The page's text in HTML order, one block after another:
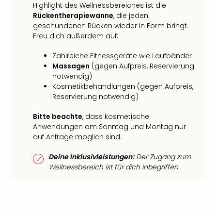
Highlight des Wellnessbereiches ist die
Rückentherapiewanne, die jeden
geschundenen Rücken wieder in Form bringt.
Freu dich außerdem auf:
Zahlreiche Fitnessgeräte wie Laufbänder
Massagen (gegen Aufpreis, Reservierung
notwendig)
Kosmetikbehandlungen (gegen Aufpreis,
Reservierung notwendig)
Bitte beachte, dass kosmetische
Anwendungen am Sonntag und Montag nur
auf Anfrage möglich sind.
Deine Inklusivleistungen:Der Zugang zum
Wellnessbereich ist für dich inbegriffen.